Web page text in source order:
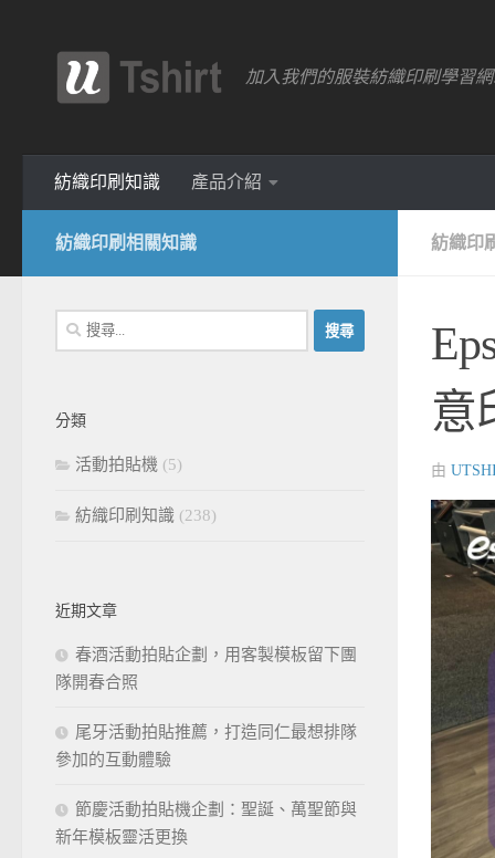
加入我們的服裝紡織印刷學習
紡織印刷知識 產品介紹
紡織印
意
由
紡織印刷相關知識
搜
尋
字:
分類
活動拍貼機 (5)
紡織印刷知識 (238)
近期文章
春酒活動拍貼企劃，用客製模板留下團
隊開春合照
尾牙活動拍貼推薦，打造同仁最想排隊
參加的互動體驗
節慶活動拍貼機企劃：聖誕、萬聖節與
新年模板靈活更換